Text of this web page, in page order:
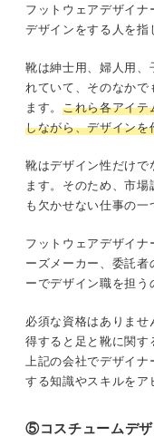
フットウェアデザイ
デザインをする人を指
靴は紳士用、婦人用、
れていて、そのなかで
ます。 これら各アイテ
しながら、デザインを
靴はデザイン性だけで
ます。そのため、市
も欠かせない仕事の一
フットウェアデザイナ
ーズメーカー、委託者
ーでデザイン職を担う
必須な資格はありませ
得すると足と靴に関す
上記の会社でデザイ
する知識やスキルをア
⑤コスチュームデ